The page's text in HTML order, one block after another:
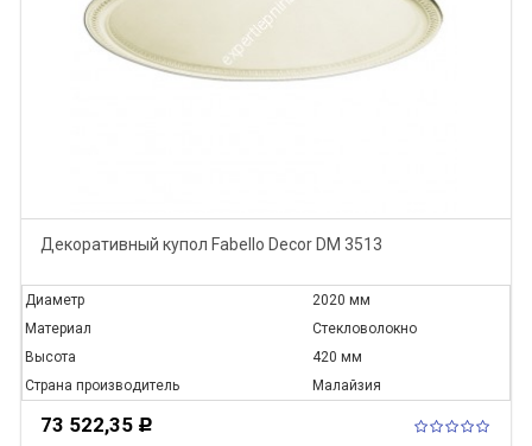
Декоративный купол Fabello Decor DM 3513
Диаметр
2020 мм
Материал
Стекловолокно
Высота
420 мм
Страна производитель
Малайзия
73 522,35 Р